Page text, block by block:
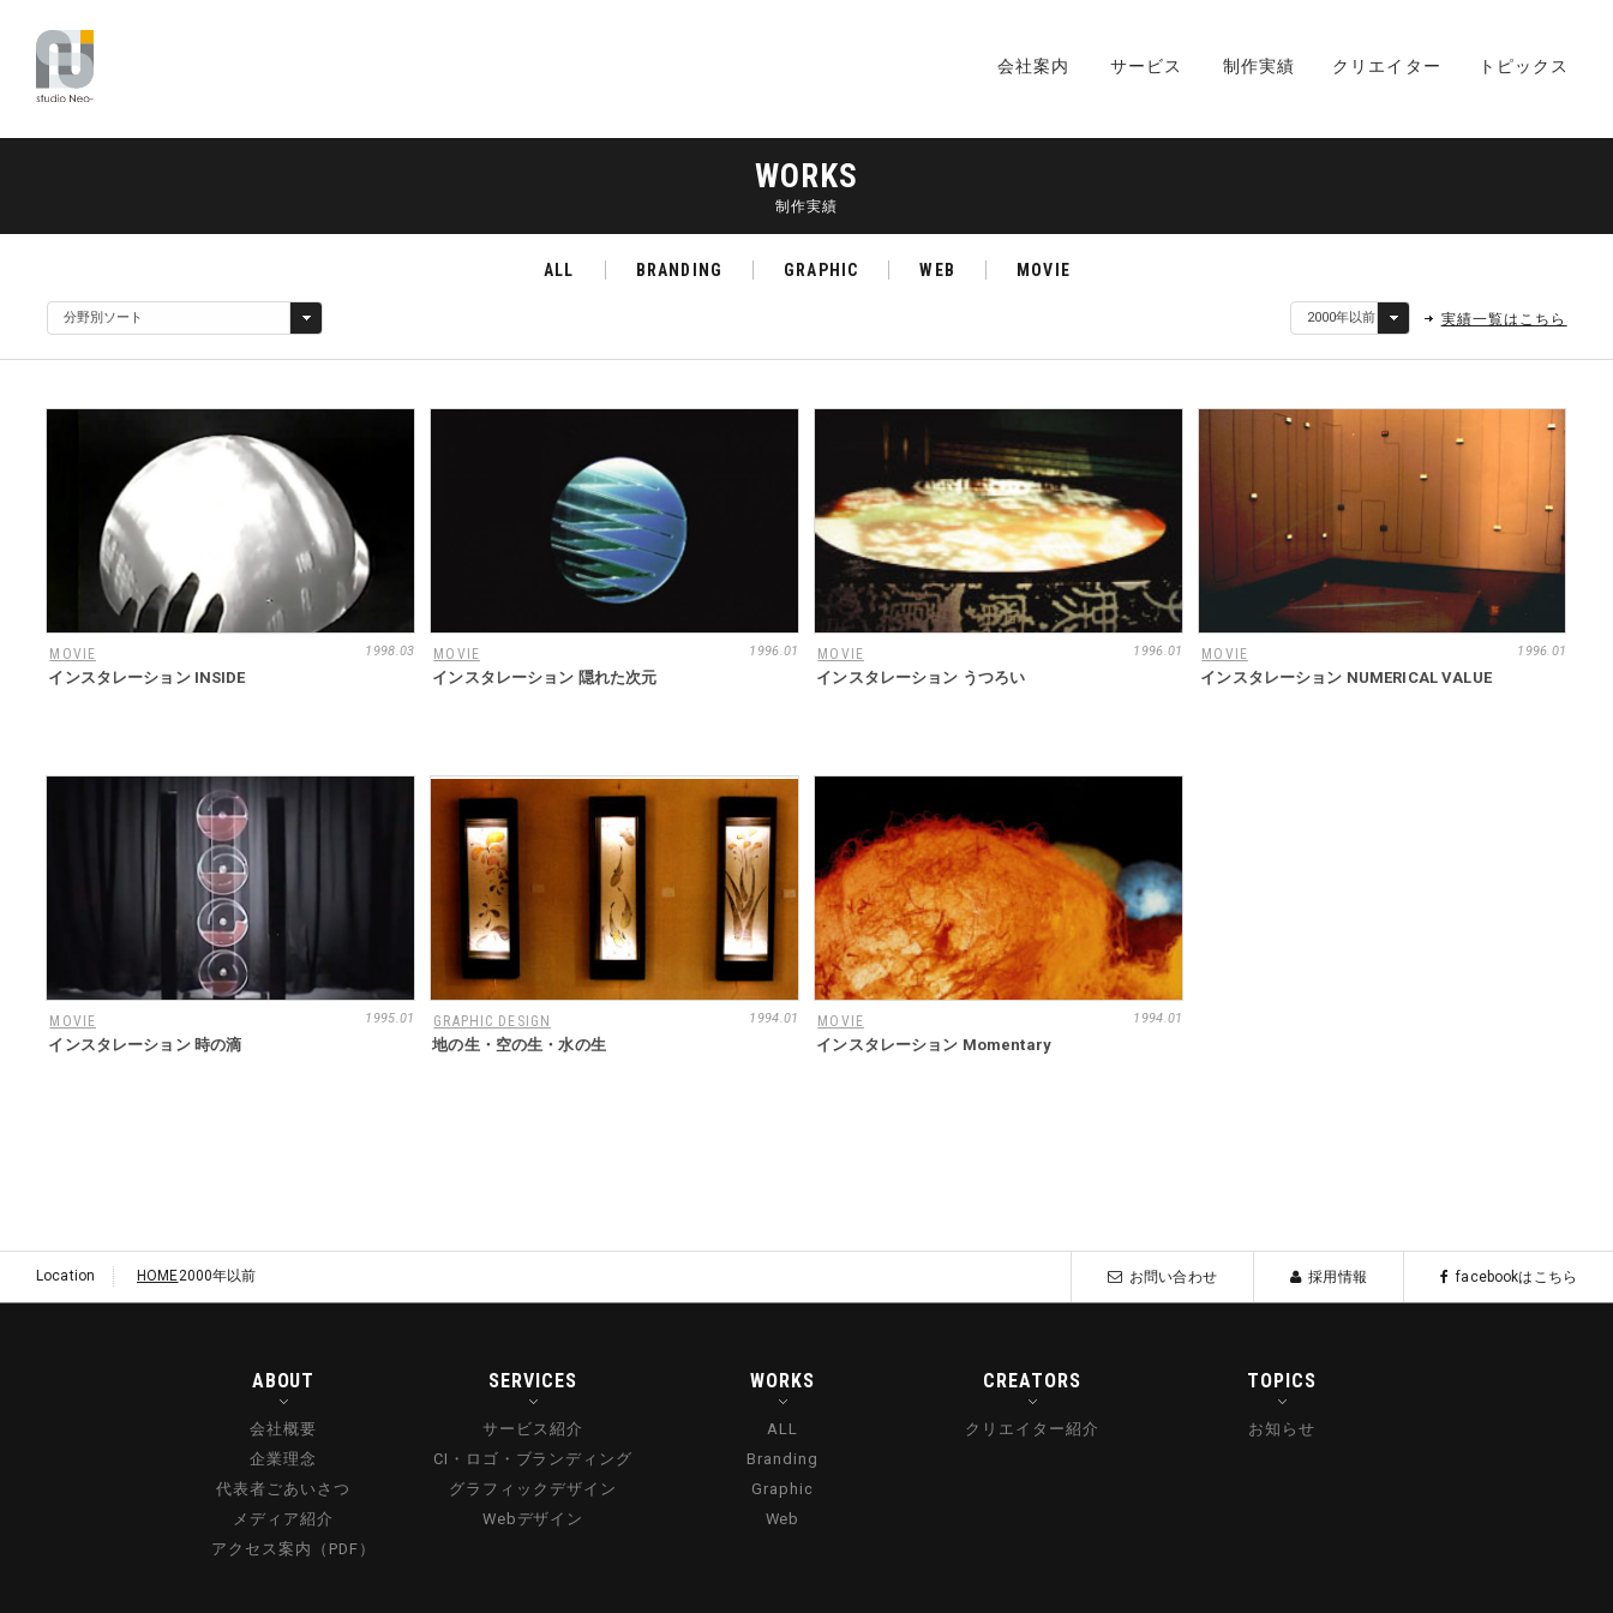
会社案内 サービス 制作実績 クリエイター トピックス
WORKS
制作実績
ALL BRANDING GRAPHIC WEB MOVIE
実績一覧はこちら
1998.03
MOVIE
インスタレーション INSIDE
1996.01
MOVIE
インスタレーション 隠れた次元
1996.01
MOVIE
インスタレーション うつろい
1996.01
MOVIE
インスタレーション NUMERICAL VALUE
1995.01
MOVIE
インスタレーション 時の滴
1994.01
GRAPHIC DESIGN
地の生・空の生・水の生
1994.01
MOVIE
インスタレーション Momentary
Location HOME2000年以前 お問い合わせ 採用情報 facebookはこちら
ABOUT
会社概要
企業理念
代表者ごあいさつ
メディア紹介
アクセス案内（PDF）
SERVICES
サービス紹介
CI・ロゴ・ブランディング
グラフィックデザイン
Webデザイン
WORKS
ALL
Branding
Graphic
Web
CREATORS
クリエイター紹介
TOPICS
お知らせ